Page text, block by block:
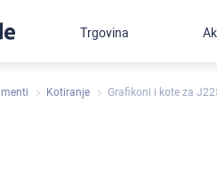
Kotiranje Grafikoni i kote za
Trgovina